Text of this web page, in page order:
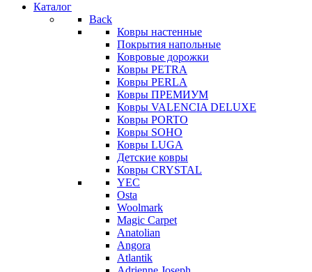
Каталог
Back
Ковры настенные
Покрытия напольные
Ковровые дорожки
Ковры PETRA
Ковры PERLA
Ковры ПРЕМИУМ
Ковры VALENCIA DELUXE
Ковры PORTO
Ковры SOHO
Ковры LUGA
Детские ковры
Ковры CRYSTAL
YEC
Osta
Woolmark
Magic Carpet
Anatolian
Angora
Atlantik